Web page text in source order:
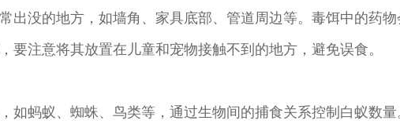
出没的地方，如墙角、家具底部、管道周边等。毒饵中的药
注意将其放置在儿童和宠物接触不到的地方，避免误食。
如蚂蚁、蜘蛛、鸟类等，通过生物间的捕食关系控制白蚁数